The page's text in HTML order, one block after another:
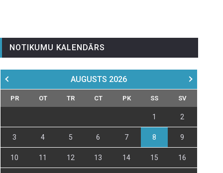
NOTIKUMU KALENDĀRS
AUGUSTS 2026
PR OT TR CT PK SS SV
1 2
3 4 5 6 7 8 9
10 11 12 13 14 15 16